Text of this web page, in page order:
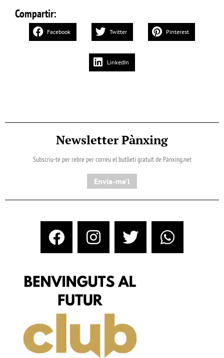
Compartir:
Facebook Twitter Pinterest
LinkedIn
Newsletter Pànxing
Subscriu-te per rebre per correu el butlletí gratuït de Pànxing.net​
Envia-me'l